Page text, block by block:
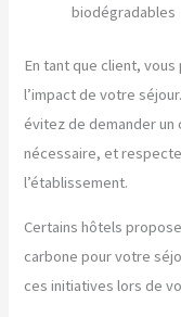
biodégradables
En tant que client,
l’impact de votre
évitez de demander un
nécessaire, et
l’établissement.
Certains hôtels
carbone pour votre
ces initiatives lors de